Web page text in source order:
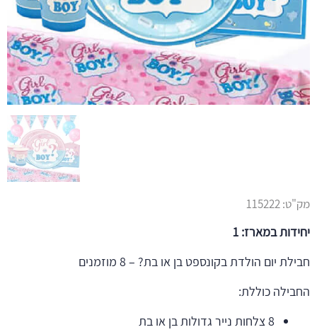
מק"ט:115222
יחידות במארז: 1
חבילת יום הולדת בקונספט בן או בת? – 8 מוזמנים
החבילה כוללת:
8 צלחות נייר גדולות בן או בת